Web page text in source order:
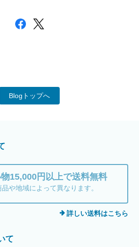
Blogトップへ
15,000円以上で送料無料
や地域によって異なります。
詳しい送料はこちら
て